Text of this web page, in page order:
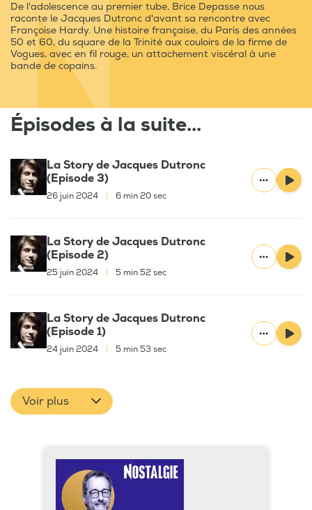
De l'adolescence au premier tube, Brice Depasse nous
raconte le Jacques Dutronc d'avant sa rencontre avec
Françoise Hardy. Une histoire française, du Paris des années
50 et 60, du square de la Trinité aux couloirs de la firme de
Vogues, avec en fil rouge, un attachement viscéral à une
bande de copains.
Épisodes à la suite...
La Story de Jacques Dutronc
(Episode 3)
26 juin 2024 6 min 20 sec
La Story de Jacques Dutronc
(Episode 2)
25 juin 2024 5 min 52 sec
La Story de Jacques Dutronc
(Episode 1)
24 juin 2024 5 min 53 sec
Voir plus